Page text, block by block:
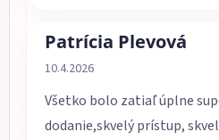
Patrícia Plevová
Hodnotenie obchodu je 5 z 5
10.4.2026
Všetko bolo zatiaľ úplne
dodanie,skvelý prístup,